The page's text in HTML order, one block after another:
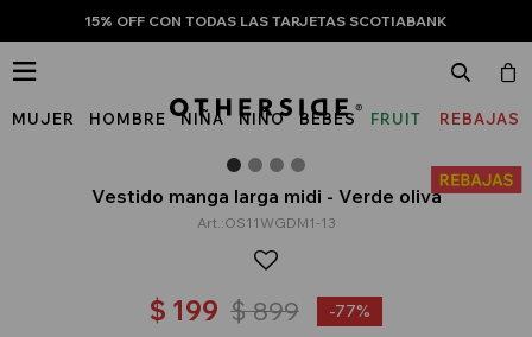
15% OFF CON TODAS LAS TARJETAS SCOTIABANK
MUJER HOMBRE NIÑA NIÑO BEBÉS
FRUIT
THE
REBAJAS

Vestido manga larga midi - Verde oliva
OS11WGDM1-13
$ 199 $899 77